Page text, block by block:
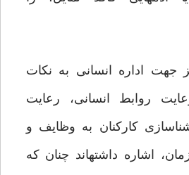
جهت اداره انسانى به نکات
روابط انسانى، رعایت
کارکنان به وظایف و
زمان، اشاره داشته‏اند چنان که